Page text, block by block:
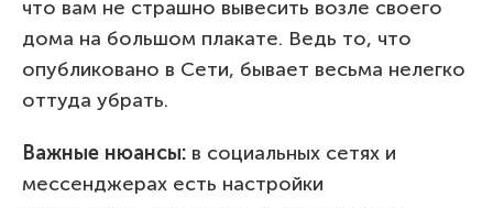
что вам не страшно вывесить возле своего
дома на большом плакате. Ведь то, что
опубликовано в Сети, бывает весьма нелегко
оттуда убрать.
Важные нюансы: в социальных сетях и
мессенджерах есть настройки